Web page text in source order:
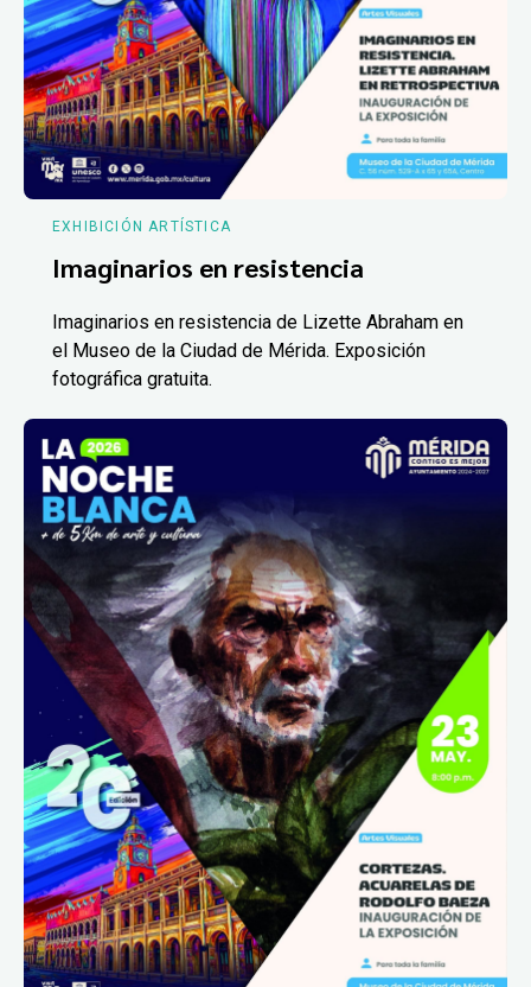
EXHIBICIÓN ARTÍSTICA
Imaginarios en resistencia
Imaginarios en resistencia de Lizette Abraham en
el Museo de la Ciudad de Mérida. Exposición
fotográfica gratuita.